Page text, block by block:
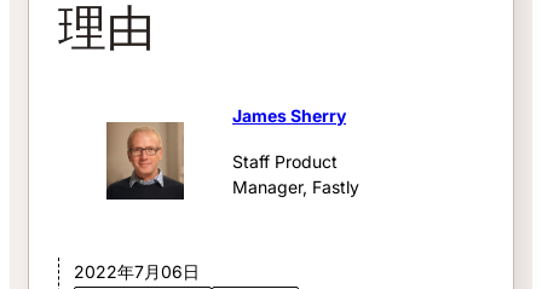
理由
James Sherry
Staff Product
Manager, Fastly
2022年7月06日